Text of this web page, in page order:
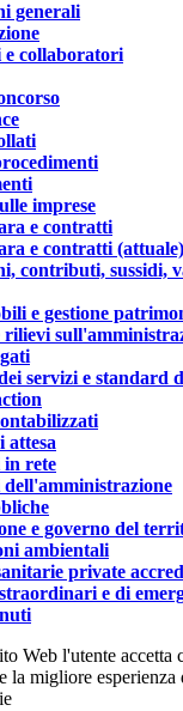
generali
e collaboratori
imprese
e contratti
e contratti (attuale)
contributi, sussidi,
e gestione
servizi e standard
attesa
in rete
dell'amministrazione
e governo del
ambientali
private
e di
Web l'utente accetta
la migliore